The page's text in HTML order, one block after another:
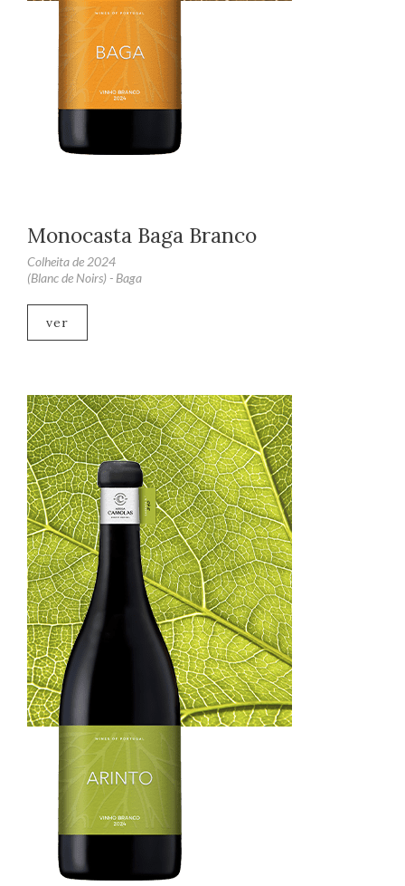
Monocasta Baga Branco
Colheita de 2024
(Blanc de Noirs) - Baga
ver